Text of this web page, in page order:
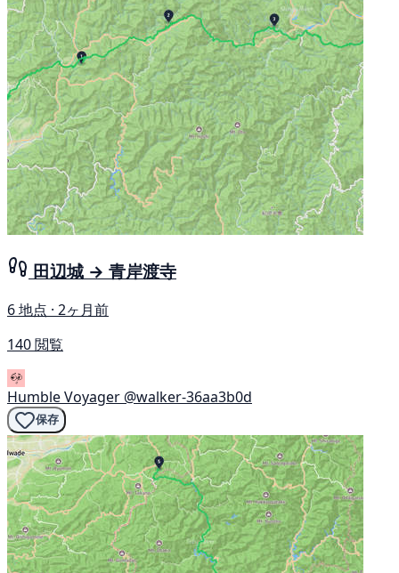
田辺城 → 青岸渡寺
6 地点 · 2ヶ月前
140 閲覧
Humble Voyager @walker-36aa3b0d
保存